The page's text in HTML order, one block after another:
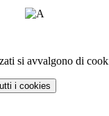
si avvalgono di
i cookies